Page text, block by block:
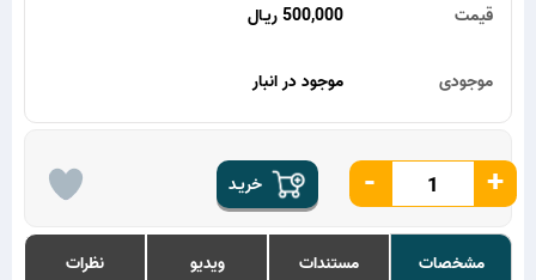
500,000 ریـال قیمت
موجود در انبار موجودی
خریـد - +
مشخصات مستندات ویدیو نظرات